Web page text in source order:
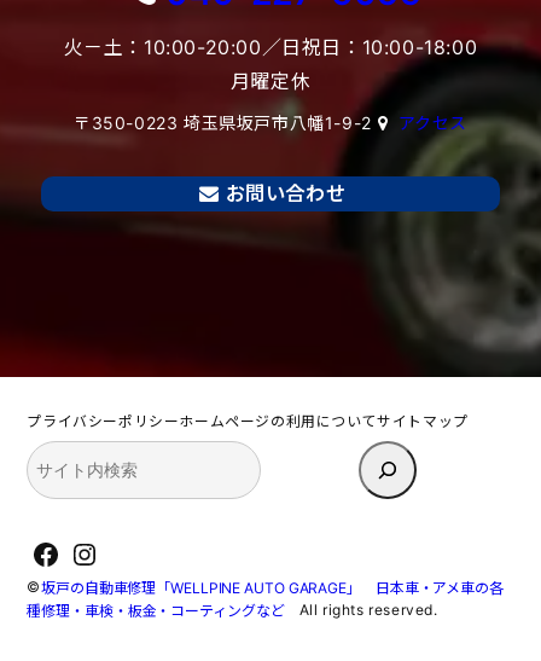
火－土：10:00-20:00／日祝日：10:00-18:00
月曜定休
〒350-0223 埼玉県坂戸市八幡1-9-2 アクセス
お問い合わせ
プライバシーポリシーホームページの利用についてサイトマップ
検
索
Facebook
Instagram
©坂戸の自動車修理「WELLPINE AUTO GARAGE」 日本車・アメ車の各
種修理・車検・板金・コーティングなど All rights reserved.